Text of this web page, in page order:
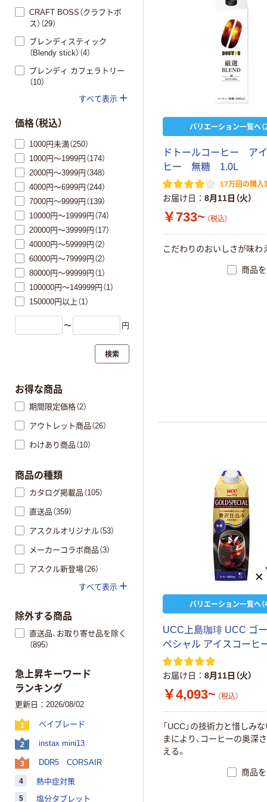
バリエーション一覧へ（
ドトールコーヒー ア
ヒー 無糖 1.0L
17万回の購入
お届け日 8月11日（火）
￥733~ （税込）
こだわりのおいしさが味わ
商品
バリエーション一覧へ（
UCC上島珈琲 UCC ゴ
ペシャル アイスコーヒ
お届け日 8月11日（火）
￥4,093~ （税込）
「UCC」の技術力と惜しみ
まにより、コーヒーの奥深
える。
商品
CRAFT BOSS（クラフトボ
ス）（29）
ブレンディスティック
（Blendy stick）（4）
ブレンディ カフェラトリー
（10）
すべて表示
価格（税込）
1000円未満（250）
1000円～1999円（174）
2000円～3999円（348）
4000円～6999円（244）
7000円～9999円（139）
10000円～19999円（74）
20000円～39999円（17）
40000円～59999円（2）
60000円～79999円（2）
80000円～99999円（1）
100000円～149999円（1）
150000円以上（1）
〜 円
検索
お得な商品
期間限定価格（2）
アウトレット商品（26）
わけあり商品（10）
商品の種類
カタログ掲載品（105）
直送品（359）
アスクルオリジナル（53）
メーカーコラボ商品（3）
アスクル新登場（26）
すべて表示
除外する商品
直送品、お取り寄せ品を除く
（895）
急上昇キーワード
ランキング
更新日：2026/08/02
1 ベイブレード
2 instax mini13
3 DDR5 CORSAIR
4 熱中症対策
5 塩分タブレット